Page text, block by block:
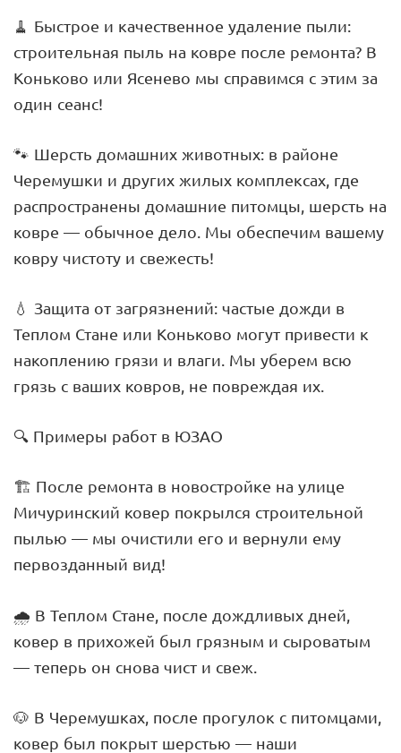
🧹 Быстрое и качественное удаление пыли:
строительная пыль на ковре после ремонта? В
Коньково или Ясенево мы справимся с этим за
один сеанс!
🐾 Шерсть домашних животных: в районе
Черемушки и других жилых комплексах, где
распространены домашние питомцы, шерсть на
ковре — обычное дело. Мы обеспечим вашему
ковру чистоту и свежесть!
💧 Защита от загрязнений: частые дожди в
Теплом Стане или Коньково могут привести к
накоплению грязи и влаги. Мы уберем всю
грязь с ваших ковров, не повреждая их.
🔍 Примеры работ в ЮЗАО
🏗️ После ремонта в новостройке на улице
Мичуринский ковер покрылся строительной
пылью — мы очистили его и вернули ему
первозданный вид!
🌧️ В Теплом Стане, после дождливых дней,
ковер в прихожей был грязным и сыроватым
— теперь он снова чист и свеж.
🐶 В Черемушках, после прогулок с питомцами,
ковер был покрыт шерстью — наши